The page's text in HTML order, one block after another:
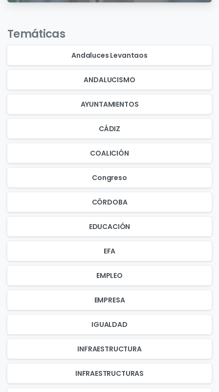
Temáticas
Andaluces Levantaos
ANDALUCISMO
AYUNTAMIENTOS
CÁDIZ
COALICIÓN
Congreso
CÓRDOBA
EDUCACIÓN
EFA
EMPLEO
EMPRESA
IGUALDAD
INFRAESTRUCTURA
INFRAESTRUCTURAS